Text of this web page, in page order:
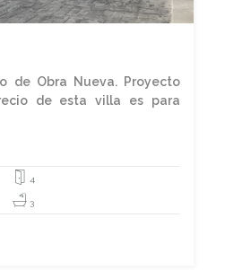
de Obra Nueva. Proyecto
de esta villa es para
4
3